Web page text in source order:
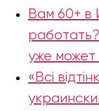
Вам 60+ в
уже может
«Всі